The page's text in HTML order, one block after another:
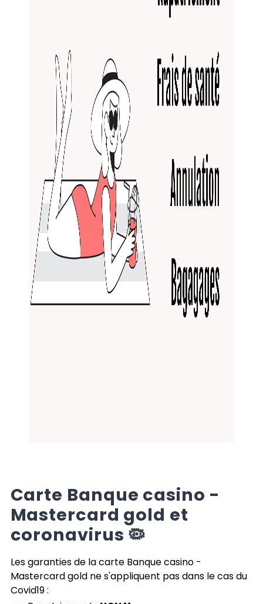
Carte Banque casino -
Mastercard gold et
coronavirus 🦠
Les garanties de la carte Banque casino -
Mastercard goldne s'appliquent pas dans le cas du
Covid19 :